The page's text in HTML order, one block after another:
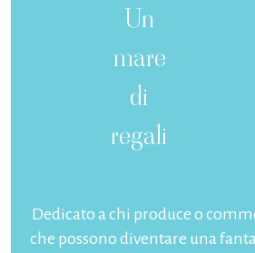
Un
mare
di
regali
Dedicato a chi produce o
che possono diventare una